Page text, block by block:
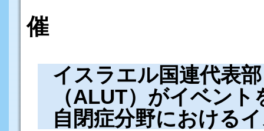
催
イスラエル国連代表
（ALUT）がイベント
自閉症分野における